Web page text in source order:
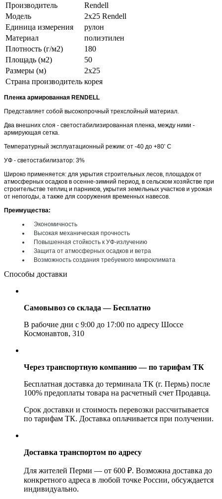
Производитель
Rendell
Модель
2х25 Rendell
Единица измерения
рулон
Материал
полиэтилен
Плотность (г/м2)
180
Площадь (м2)
50
Размеры (м)
2х25
Страна производитель корея
Пленка армированная RENDELL
Представляет собой высокопрочный трехслойный материал.
Два внешних слоя - светостабилизированная пленка, между ними -
армирующая сетка.
Температурный эксплуатационный режим: от -40 до +80’ C
УФ - светостабилизатор: 3%
Широко применяется: для укрытия строительных лесов, площадок от
атмосферных осадков в осенне-зимний период, в сельском хозяйстве при
строительстве теплиц и парников, укрытия земельных участков и урожая
от непогоды, а также для сооружения временных навесов.
Преимущества:
Экономичность
Высокая механическая прочность
Повышенная стойкость к УФ-излучению
Защита от атмосферных осадков и ветра
Возможность создания требуемого микроклимата
Способы доставки
Самовывоз со склада — Бесплатно
В рабочие дни с 9:00 до 17:00 по адресу Шоссе
Космонавтов, 310
Через транспортную компанию — по тарифам ТК
Бесплатная доставка до терминала ТК (г. Пермь) после
100% предоплаты товара на расчетный счет Продавца.
Срок доставки и стоимость перевозки рассчитывается
по тарифам ТК. Доставка оплачивается при получении.
Доставка транспортом по адресу
Для жителей Перми — от 600 ₽. Возможна доставка до
конкретного адреса в любой точке России, обсуждается
индивидуально.